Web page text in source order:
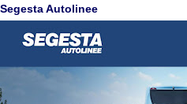
Segesta Autolinee